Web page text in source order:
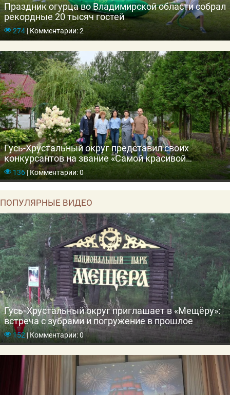
Праздник огурца во Владимирской области собрал
рекордные 20 тысяч гостей
274 |Комментарии: 2
Гусь-Хрустальный округ представил своих
конкурсантов на звание «Самой красивой
деревни»
136 |Комментарии: 0
ПОПУЛЯРНЫЕ ВИДЕО
Гусь‑Хрустальный округ приглашает в «Мещёру»:
встреча с зубрами и погружение в прошлое
152 |Комментарии: 0